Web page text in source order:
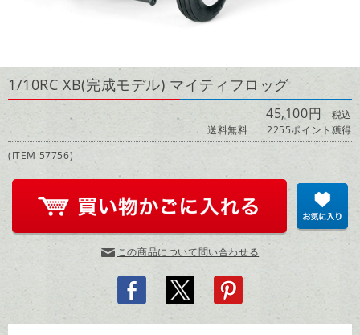
1/10RC XB(完成モデル) マイティフロッグ
45,100円 税込
送料無料
2255ポイント獲得
(ITEM 57756)
この商品について問い合わせる